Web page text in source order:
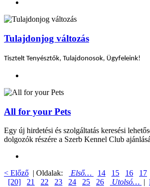
Tulajdonjog változás
Tisztelt Tenyésztők, Tulajdonosok, Ügyfeleink!
All for your Pets
Egy új hirdetési és szolgáltatás keresési
dolgozók részére a Szerb Kennel Club
< Előző | Oldalak: Első… 14 15 16 17
[20]
21 22 23 24 25 26 Utolsó… |